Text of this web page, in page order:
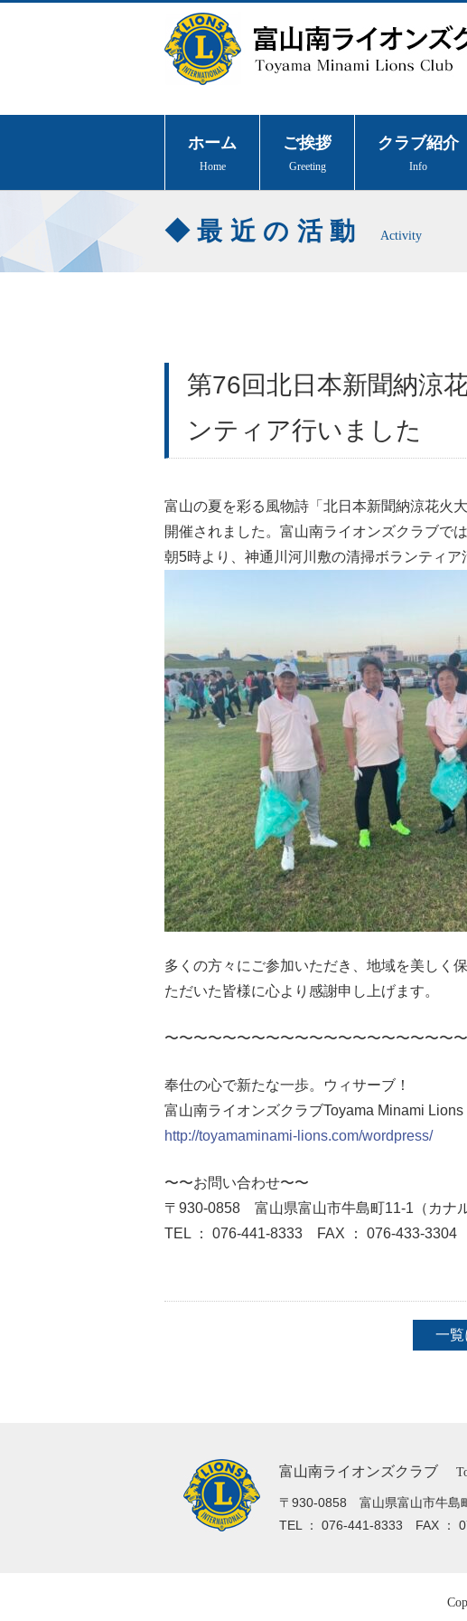
ホーム
Home
ご挨拶
Greeting
クラブ紹介
Info
最近の活動 Activity
第76回北日本新聞納涼
ンティア行いました
富山の夏を彩る風物詩「北日本新聞納涼花火
開催されました。富山南ライオンズクラブで
朝5時より、神通川河川敷の清掃ボランティア
多くの方々にご参加いただき、地域を美しく
ただいた皆様に心より感謝申し上げます。
〜〜〜〜〜〜〜〜〜〜〜〜〜〜〜〜〜〜〜〜〜
奉仕の心で新たな一歩。ウィサーブ！
富山南ライオンズクラブToyama Minami
http://toyamaminami-lions.com/wordpress/
〜〜お問い合わせ〜〜
〒930-0858 富山県富山市牛島町11-1（カナ
TEL ： 076-441-8333 FAX ： 076-433-3304
一覧
富山南ライオンズクラブ
〒930-0858 富山県富山市牛島
TEL ： 076-441-8333 FAX ：